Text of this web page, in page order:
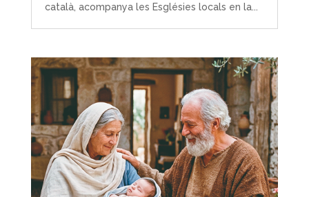
català, acompanya les Esglésies locals en la...